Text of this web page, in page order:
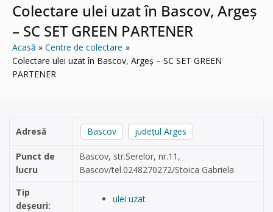
Colectare ulei uzat în Bascov, Argeș
– SC SET GREEN PARTENER
Acasă
Centre de colectare
Colectare ulei uzat în Bascov, Argeș – SC SET GREEN
PARTENER
Adresă Bascov județul Arges
Punct de
lucru
Bascov, str.Serelor, nr.11,
Bascov/tel.0248270272/Stoica Gabriela
Tip
deșeuri:
ulei uzat